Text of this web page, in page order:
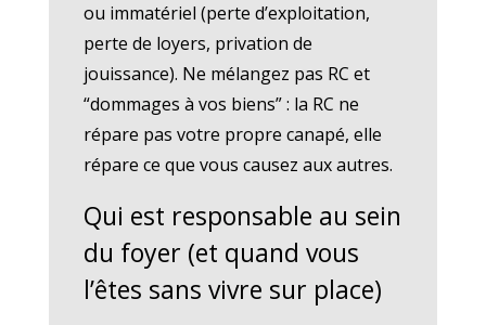
ou immatériel (perte d’exploitation,
perte de loyers, privation de
jouissance). Ne mélangez pas RC et
“dommages à vos biens” : la RC ne
répare pas votre propre canapé, elle
répare ce que vous causez aux autres.
Qui est responsable au sein
du foyer (et quand vous
l’êtes sans vivre sur place)